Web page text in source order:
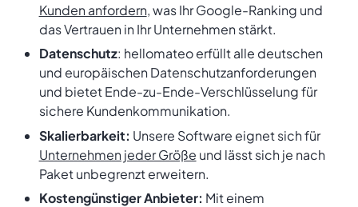
Kunden anfordern, was Ihr Google-Ranking und
das Vertrauen in Ihr Unternehmen stärkt.
Datenschutz: hellomateo erfüllt alle deutschen
und europäischen Datenschutzanforderungen
und bietet Ende-zu-Ende-Verschlüsselung für
sichere Kundenkommunikation.
Skalierbarkeit: Unsere Software eignet sich für
Unternehmen jeder Größe und lässt sich je nach
Paket unbegrenzt erweitern.
Kostengünstiger Anbieter: Mit einem